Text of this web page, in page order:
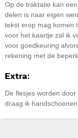
Op de traktatie kan
delen is naar eigen
tekst erop mag komen
voor het kaartje zal ik
voor goedkeuring
rekening met de
Extra:
De flesjes worden
draag ik